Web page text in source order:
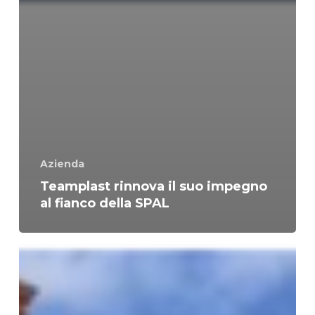
Azienda
Teamplast rinnova il suo impegno
al fianco della SPAL
Teamplast
rinnova
il